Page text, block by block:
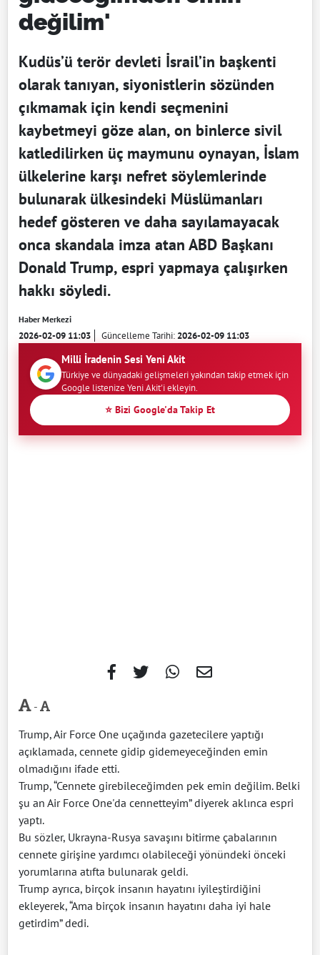
değilim'
Kudüs’ü terör devleti İsrail’in başkenti
olarak tanıyan, siyonistlerin sözünden
çıkmamak için kendi seçmenini
kaybetmeyi göze alan, on binlerce sivil
katledilirken üç maymunu oynayan, İslam
ülkelerine karşı nefret söylemlerinde
bulunarak ülkesindeki Müslümanları
hedef gösteren ve daha sayılamayacak
onca skandala imza atan ABD Başkanı
Donald Trump, espri yapmaya çalışırken
hakkı söyledi.
Haber Merkezi
2026-02-09 11:03 Güncelleme Tarihi:2026-02-09 11:03
Milli İradenin Sesi Yeni Akit
Türkiye ve dünyadaki gelişmeleri yakından takip etmek için
Google listenize Yeni Akit'i ekleyin.
⭐ Bizi Google'da Takip Et
-
Trump, Air Force One uçağında gazetecilere yaptığı
açıklamada, cennete gidip gidemeyeceğinden emin
olmadığını ifade etti.
Trump, “Cennete girebileceğimden pek emin değilim. Belki
şu an Air Force One'da cennetteyim” diyerek aklınca espri
yaptı.
Bu sözler, Ukrayna-Rusya savaşını bitirme çabalarının
cennete girişine yardımcı olabileceği yönündeki önceki
yorumlarına atıfta bulunarak geldi.
Trump ayrıca, birçok insanın hayatını iyileştirdiğini
ekleyerek, “Ama birçok insanın hayatını daha iyi hale
getirdim” dedi.